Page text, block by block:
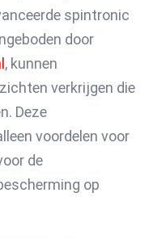
spintronic
door
, kunnen
verkrijgen die
Deze
voordelen voor
de
op